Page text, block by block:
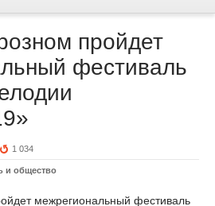
пройдет
фестиваль
1 034
и общество